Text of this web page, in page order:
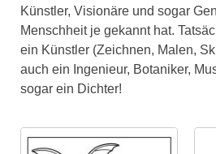
Künstler, Visionäre und sogar
Menschheit je gekannt hat.
ein Künstler (Zeichnen, Malen,
auch ein Ingenieur, Botaniker,
sogar ein Dichter!